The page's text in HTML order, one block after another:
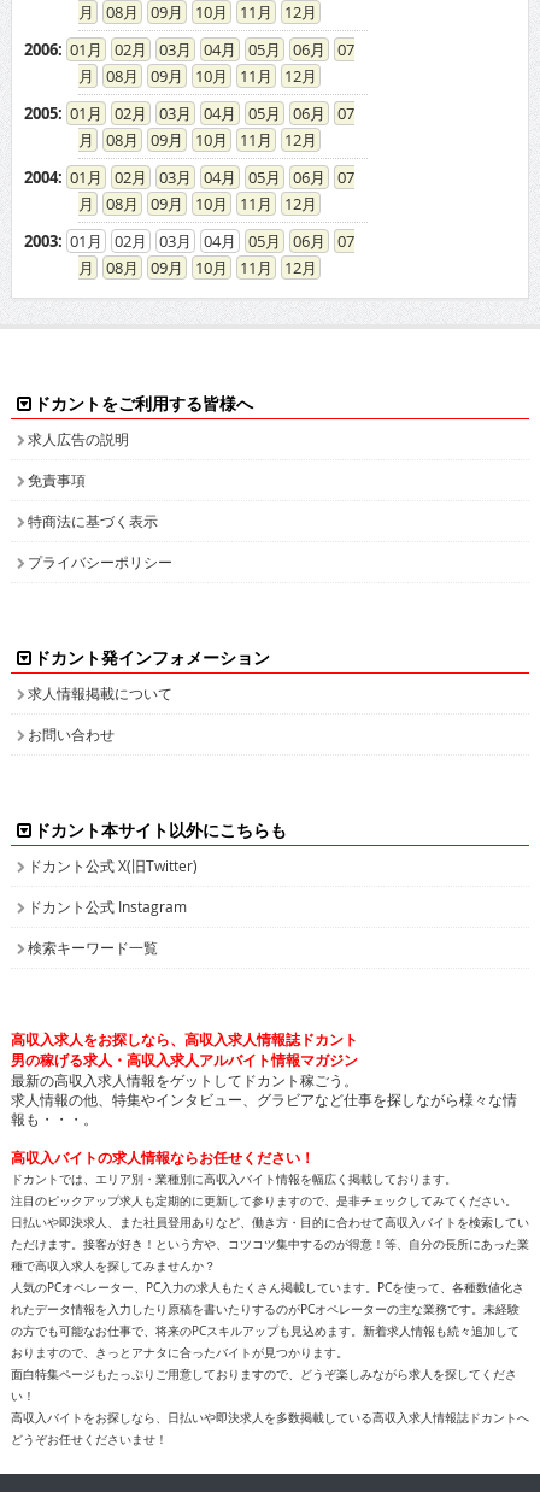
08
09 10 11
12
2006: 01 02 03 04 05 06
07
08
09 10 11
12
2005: 01 02 03 04 05 06
07
08
09 10 11
12
2004: 01 02 03 04 05 06
07
08
09 10 11
12
2003: 01 02 03 04 05 06
07
08
09 10 11 12
ドカントをご利用する皆様へ
求人広告の説明
免責事項
特商法に基づく表示
プライバシーポリシー
ドカント発インフォメーション
求人情報掲載について
お問い合わせ
ドカント本サイト以外にこちらも
ドカント公式 X(旧Twitter)
ドカント公式 Instagram
検索キーワード一覧
高収入求人をお探しなら、高収入求人情報誌ドカント
男の稼げる求人・高収入求人アルバイト情報マガジン
最新の高収入求人情報をゲットしてドカント稼ごう。
求人情報の他、特集やインタビュー、グラビアなど仕事を探しながら様々な情
報も・・・。
高収入バイトの求人情報ならお任せください！
ドカントでは、エリア別・業種別に高収入バイト情報を幅広く掲載しております。
注目のピックアップ求人も定期的に更新して参りますので、是非チェックしてみてください。
日払いや即決求人、また社員登用ありなど、働き方・目的に合わせて高収入バイトを検索してい
ただけます。接客が好き！という方や、コツコツ集中するのが得意！等、自分の長所にあった業
種で高収入求人を探してみませんか？
人気のPCオペレーター、PC入力の求人もたくさん掲載しています。PCを使って、各種数値化さ
れたデータ情報を入力したり原稿を書いたりするのがPCオペレーターの主な業務です。未経験
の方でも可能なお仕事で、将来のPCスキルアップも見込めます。新着求人情報も続々追加して
おりますので、きっとアナタに合ったバイトが見つかります。
面白特集ページもたっぷりご用意しておりますので、どうぞ楽しみながら求人を探してくださ
い！
高収入バイトをお探しなら、日払いや即決求人を多数掲載している高収入求人情報誌ドカントへ
どうぞお任せくださいませ！